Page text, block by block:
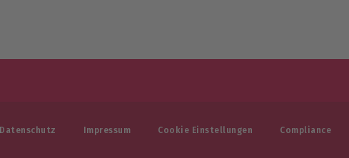
Datenschutz Impressum Cookie Einstellungen Compliance